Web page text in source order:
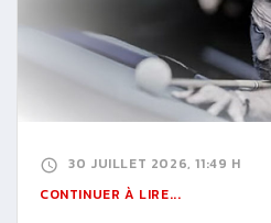
30 JUILLET 2026, 11:49 H
CONTINUER À LIRE...